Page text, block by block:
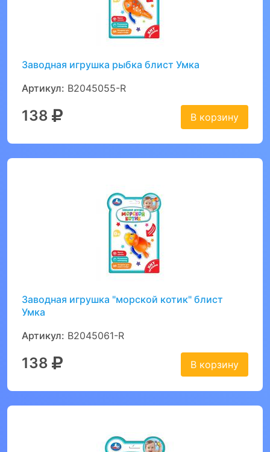
Заводная игрушка рыбка блист Умка
Артикул: B2045055-R
138 В корзину
Заводная игрушка "морской котик" блист
Умка
Артикул: B2045061-R
138 В корзину